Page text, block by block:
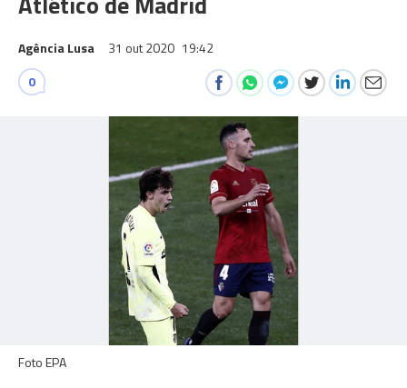
Agência Lusa 31 out 2020 19:42
0
Foto EPA